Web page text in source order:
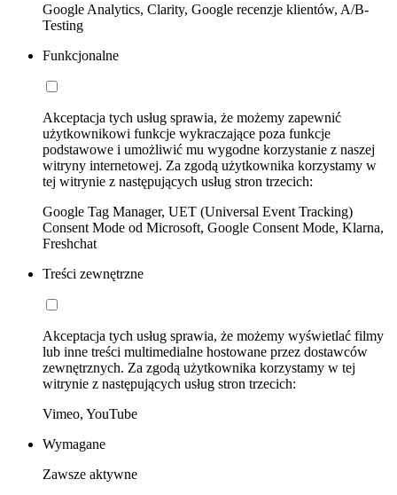
Google Analytics, Clarity, Google recenzje klientów, A/B-
Testing
Funkcjonalne
Akceptacja tych usług sprawia, że możemy zapewnić
użytkownikowi funkcje wykraczające poza funkcje
podstawowe i umożliwić mu wygodne korzystanie z naszej
witryny internetowej. Za zgodą użytkownika korzystamy w
tej witrynie z następujących usług stron trzecich:
Google Tag Manager, UET (Universal Event Tracking)
Consent Mode od Microsoft, Google Consent Mode, Klarna,
Freshchat
Treści zewnętrzne
Akceptacja tych usług sprawia, że możemy wyświetlać filmy
lub inne treści multimedialne hostowane przez dostawców
zewnętrznych. Za zgodą użytkownika korzystamy w tej
witrynie z następujących usług stron trzecich:
Vimeo, YouTube
Wymagane
Zawsze aktywne